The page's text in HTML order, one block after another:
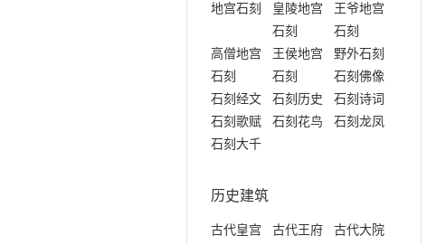
地宫石刻
皇陵地宫
石刻
王爷地宫
石刻
高僧地宫
石刻
王侯地宫
石刻
野外石刻
石刻佛像
石刻经文
石刻历史
石刻诗词
石刻歌赋
石刻花鸟
石刻龙凤
石刻大千
历史建筑
古代皇宫 古代王府
古代大院